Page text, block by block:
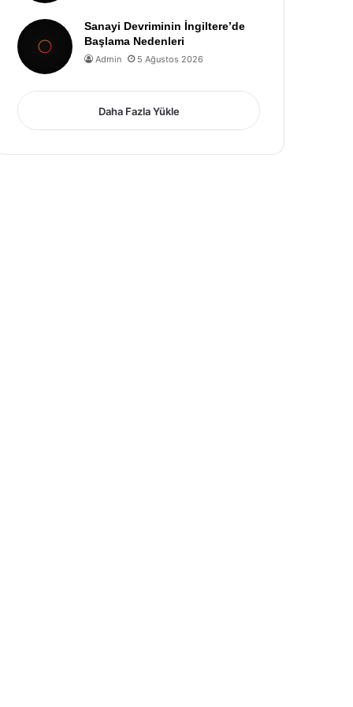
Sanayi Devriminin İngiltere’de
Başlama Nedenleri
Admin 5 Ağustos 2026
Daha Fazla Yükle